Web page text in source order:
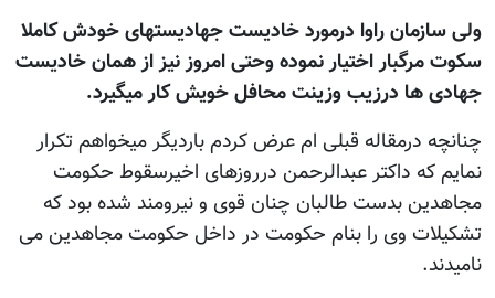
ولی سازمان راوا درمورد خادیست جهادیستهای خودش کاملا
سکوت مرگبار اختیار نموده وحتی امروز نیز از همان خادیست
جهادی ها درزیب وزینت محافل خویش کار میگیرد.
چنانچه درمقاله قبلی ام عرض کردم باردیگر میخواهم تکرار
نمایم که داکتر عبدالرحمن درروزهای اخیرسقوط حکومت
مجاهدین بدست طالبان چنان قوی و نیرومند شده بود که
تشکیلات وی را بنام حکومت در داخل حکومت مجاهدین می
نامیدند.